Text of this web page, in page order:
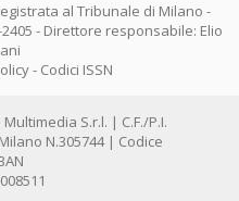
al Tribunale di Milano -
2405 - Direttore responsabile: Elio
- Codici ISSN
S.r.l. | C.F./P.I.
N.305744 | Codice